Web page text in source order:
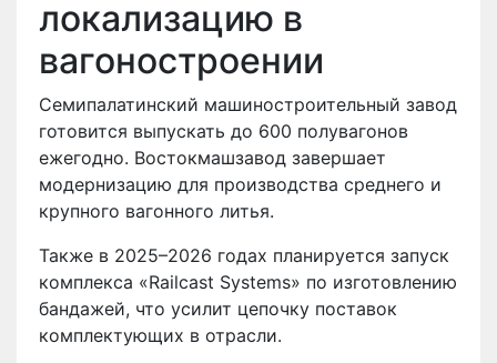
локализацию в
вагоностроении
Семипалатинский машиностроительный завод
готовится выпускать до 600 полувагонов
ежегодно. Востокмашзавод завершает
модернизацию для производства среднего и
крупного вагонного литья.
Также в 2025–2026 годах планируется запуск
комплекса «Railcast Systems» по изготовлению
бандажей, что усилит цепочку поставок
комплектующих в отрасли.